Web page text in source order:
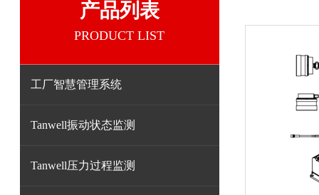
产品列表
PRODUCT LIST
工厂智慧管理系统
Tanwell振动状态监测
Tanwell压力过程监测